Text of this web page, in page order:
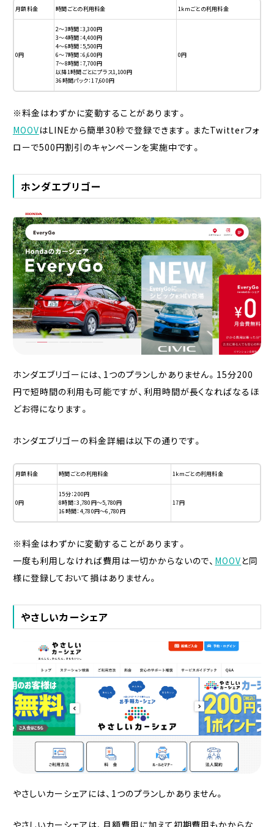
月額料金 時間ごとの利用料金 1kmごとの利用料金
0円
2〜3時間：3,300円
3〜4時間：4,400円
4〜6時間：5,500円
6〜7時間：6,600円
7〜8時間：7,700円
以降1時間ごとにプラス1,100円
36時間パック：17,600円
0円
※料金はわずかに変動することがあります。
MOOVはLINEから簡単30秒で登録できます。またTwitterフォ
ローで500円割引のキャンペーンを実施中です。
ホンダエブリゴー
ホンダエブリゴーには、1つのプランしかありません。15分200
円で短時間の利用も可能ですが、利用時間が長くなればなるほ
どお得になります。
ホンダエブリゴーの料金詳細は以下の通りです。
月額料金 時間ごとの利用料金 1kmごとの利用料金
0円
15分：200円
8時間：3,780円～5,780円
16時間：4,780円～6,780円
17円
※料金はわずかに変動することがあります。
一度も利用しなければ費用は一切かからないので、 MOOVと同
様に登録しておいて損はありません。
やさしいカーシェア
やさしいカーシェアには、1つのプランしかありません。